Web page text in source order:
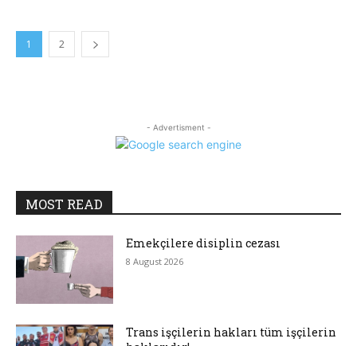
1 2
- Advertisment -
MOST READ
Emekçilere disiplin cezası
8 August 2026
Trans işçilerin hakları tüm işçilerin